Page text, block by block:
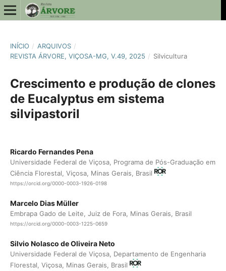
INÍCIO / ARQUIVOS /
REVISTA ÁRVORE, VIÇOSA-MG, V.49, 2025 / Silvicultura
Crescimento e produção de clones
de Eucalyptus em sistema
silvipastoril
Ricardo Fernandes Pena
Universidade Federal de Viçosa, Programa de Pós-Graduação em
Ciência Florestal, Viçosa, Minas Gerais, Brasil
https://orcid.org/0000-0003-1926-0198
Marcelo Dias Müller
Embrapa Gado de Leite, Juiz de Fora, Minas Gerais, Brasil
https://orcid.org/0000-0003-1225-0659
Silvio Nolasco de Oliveira Neto
Universidade Federal de Viçosa, Departamento de Engenharia
Florestal, Viçosa, Minas Gerais, Brasil